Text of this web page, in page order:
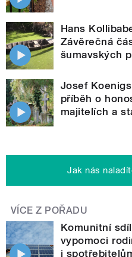
Hans
Závěrečná
šumavských
Josef
příběh o
majitelích a
Jak nás
VÍCE Z POŘADU
Komunitní
vypomoci
i